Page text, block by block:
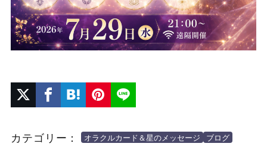
カテゴリー： オラクルカード＆星のメッセージ ブログ